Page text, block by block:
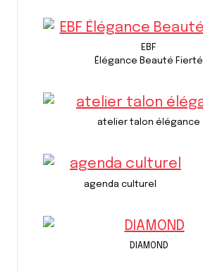
EBF
Élégance Beauté Fierté
atelier talon élégance
agenda culturel
DIAMOND